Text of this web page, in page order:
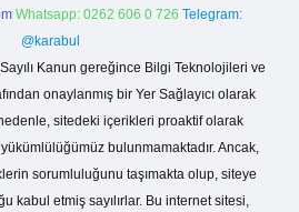
Whatsapp: 0262 606 0 726 Telegram:
@karabul
Kanun gereğince Bilgi Teknolojileri ve
onaylanmış bir Yer Sağlayıcı olarak
sitedeki içerikleri proaktif olarak
bulunmamaktadır. Ancak,
sorumluluğunu taşımakta olup, siteye
kabul etmiş sayılırlar. Bu internet sitesi,